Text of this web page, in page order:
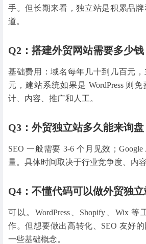
手。但长期来看，独立站是积累品
道。
Q2：搭建外贸网站需要多少钱
基础费用：域名每年几十到几百元
元，建站系统如果是 WordPress 则
计、内容、推广和人工。
Q3：外贸独立站多久能来询盘
SEO 一般需要 3-6 个月见效；
量。具体时间取决于行业竞争度、内
Q4：不懂代码可以做外贸独立
可以。WordPress、Shopify、Wix
作。但想要做出高转化、SEO 友好
一些基础概念。